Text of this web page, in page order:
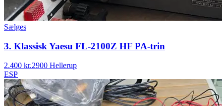
Sælges
3. Klassisk Yaesu FL-2100Z HF PA-trin
2.400 kr.2900 Hellerup
ESP